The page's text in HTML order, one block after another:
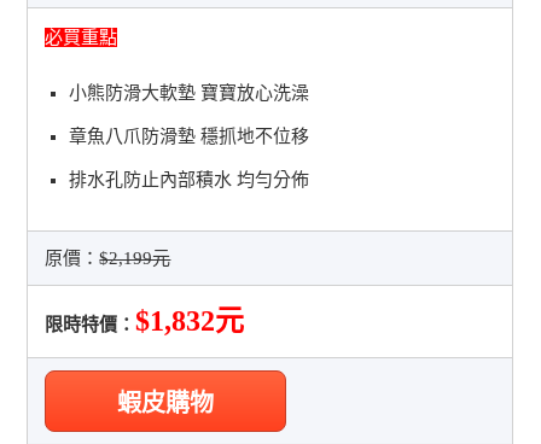
必買重點
小熊防滑大軟墊 寶寶放心洗澡
章魚八爪防滑墊 穩抓地不位移
排水孔防止內部積水 均勻分佈
原價：$2,199元
限時特價：$1,832元
蝦皮購物